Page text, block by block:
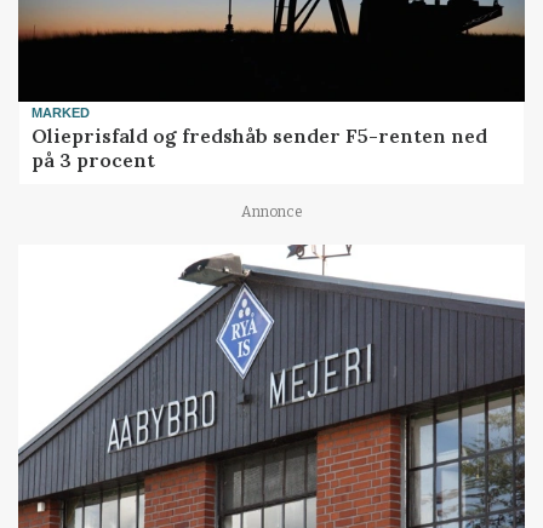
MARKED
Olieprisfald og fredshåb sender F5-renten ned
på 3 procent
Annonce